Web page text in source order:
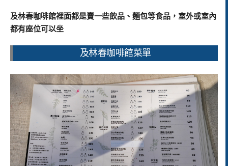
及林春咖啡館裡面都是賣一些飲品、麵包等食品，室外或室內
都有座位可以坐
及林春咖啡館菜單